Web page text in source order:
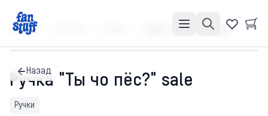
Главная Ручка "Ты чо пёс?" sale
Назад
Ручка "Ты чо пёс?" sale
Ручки